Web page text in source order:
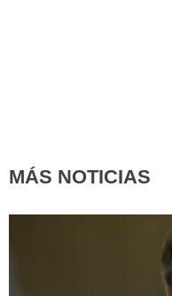
MÁS NOTICIAS